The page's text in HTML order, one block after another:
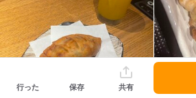
行った 保存 共有